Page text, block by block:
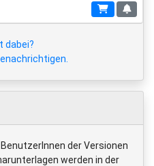
dabei?
der Versionen
werden in der